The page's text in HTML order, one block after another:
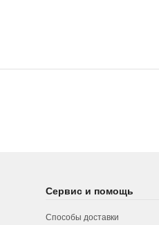
Сервис и помощь
Способы доставки